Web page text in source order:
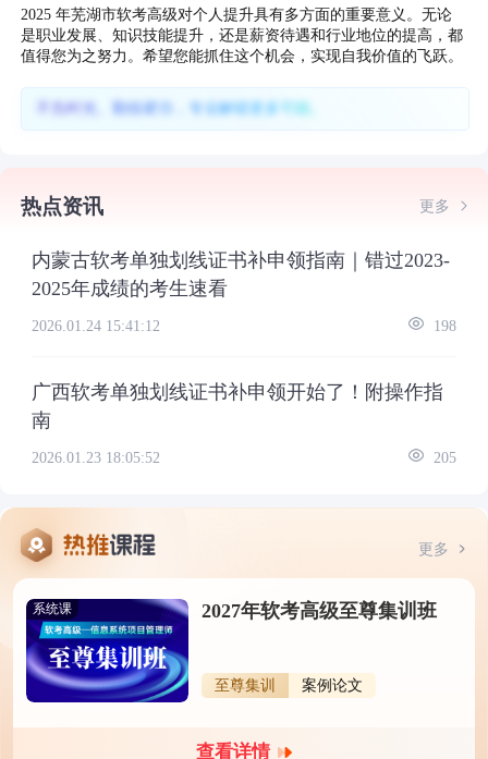
2025 年芜湖市软考高级对个人提升具有多方面的重要意义。无论
是职业发展、知识技能提升，还是薪资待遇和行业地位的提高，都
值得您为之努力。希望您能抓住这个机会，实现自我价值的飞跃。
不负时光、勤练硬功，专业解锁更多可能。
热点资讯 更多
内蒙古软考单独划线证书补申领指南｜错过2023-
2025年成绩的考生速看
2026.01.24 15:41:12 198
广西软考单独划线证书补申领开始了！附操作指
南
2026.01.23 18:05:52 205
更多
系统课 2027年软考高级至尊集训班
至尊集训 案例论文
查看详情